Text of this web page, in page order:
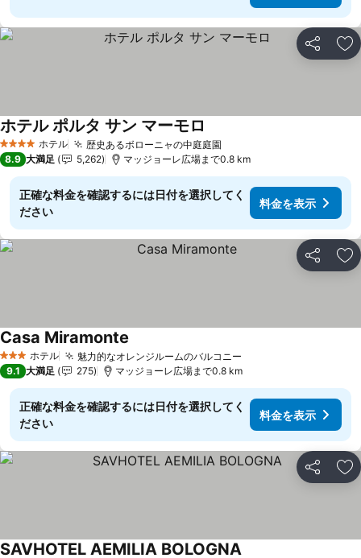
シェア お
4 ホテルのランク
ホテル 歴史あるボローニャの中庭庭園
ホテル ポルタ サン マーモロ
8.9 大満足 5,262 マッジョーレ広場まで0.8 km
正確な料金を確認するには日付を選択してく
ださい
料金を表示
シェア お
3 ホテルのランク
ホテル 魅力的なオレンジルームのバルコニー
Casa Miramonte
9.1 大満足 275 マッジョーレ広場まで0.8 km
正確な料金を確認するには日付を選択してく
ださい
料金を表示
シェア お
SAVHOTEL AEMILIA BOLOGNA